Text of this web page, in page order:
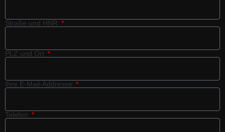
Straße und HNR
PLZ und Ort
Ihre E-Mail-Addresse
Telefon